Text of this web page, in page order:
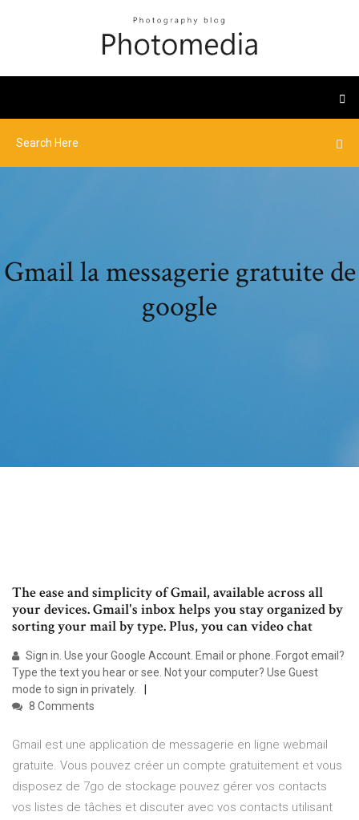
Gmail la messagerie gratuite de
google
The ease and simplicity of Gmail, available across all
your devices. Gmail's inbox helps you stay organized by
sorting your mail by type. Plus, you can video chat
Sign in. Use your Google Account. Email or phone. Forgot email?
Type the text you hear or see. Not your computer? Use Guest
mode to sign in privately.
8 Comments
Gmail est une application de messagerie en ligne webmail
gratuite. Vous pouvez créer un compte gratuitement et vous
disposez de 7go de stockage pouvez gérer vos contacts
vos listes de tâches et discuter avec vos contacts utilisant